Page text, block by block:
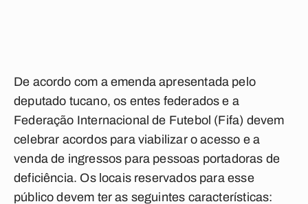
De acordo com a emenda apresentada pelo
deputado tucano, os entes federados e a
Federação Internacional de Futebol (Fifa) devem
celebrar acordos para viabilizar o acesso e a
venda de ingressos para pessoas portadoras de
deficiência. Os locais reservados para esse
público devem ter as seguintes características: